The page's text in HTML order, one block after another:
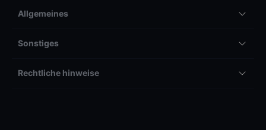
Allgemeines
Sonstiges
Rechtliche hinweise